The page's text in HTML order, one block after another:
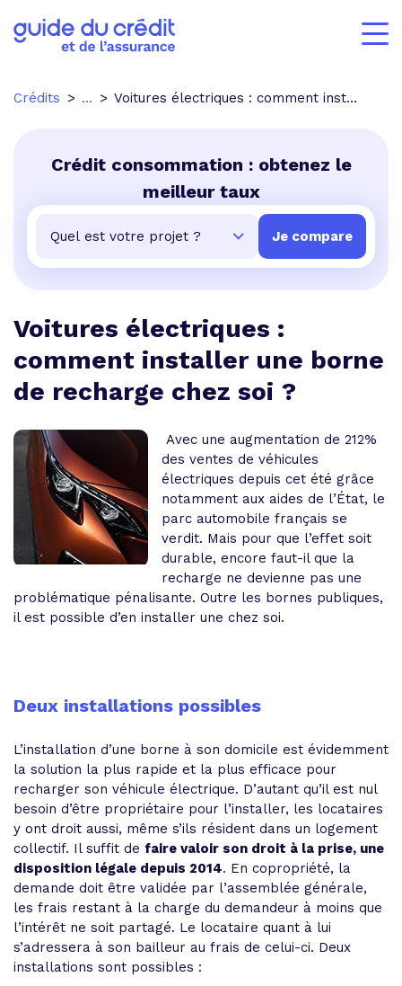
Crédits ... Voitures électriques : comment installer une borne de recharge chez soi ?
Crédit consommation : obtenez le
meilleur taux
Voitures électriques :
comment installer une borne
de recharge chez soi ?
Avec une augmentation de 212%
des ventes de véhicules
électriques depuis cet été grâce
notamment aux aides de l’État, le
parc automobile français se
verdit. Mais pour que l’effet soit
durable, encore faut-il que la
recharge ne devienne pas une
problématique pénalisante. Outre les bornes publiques,
il est possible d’en installer une chez soi.
Deux installations possibles
L’installation d’une borne à son domicile est évidemment
la solution la plus rapide et la plus efficace pour
recharger son véhicule électrique. D’autant qu’il est nul
besoin d’être propriétaire pour l’installer, les locataires
y ont droit aussi, même s’ils résident dans un logement
collectif. Il suffit de faire valoir son droit à la prise, une
disposition légale depuis 2014. En copropriété, la
demande doit être validée par l’assemblée générale,
les frais restant à la charge du demandeur à moins que
l’intérêt ne soit partagé. Le locataire quant à lui
s’adressera à son bailleur au frais de celui-ci. Deux
installations sont possibles :